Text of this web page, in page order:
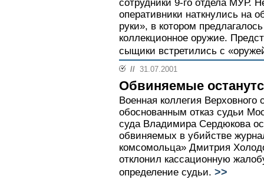
сотрудники 9-го отдела МУР.
оперативники наткнулись на
руки», в котором
коллекционное оружие.
сыщики встретились с
// 31.07.2001
Обвиняемые
Военная коллегия
обоснованным отказ судьи
суда Владимира Сердюкова
обвиняемых в убийстве
комсомольца» Дмитрия
отклонил кассационную
определение судьи. >>